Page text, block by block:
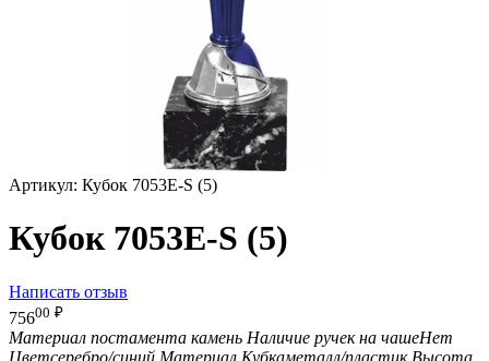
Артикул: Кубок 7053E-S (5)
Кубок 7053E-S (5)
Написать отзыв
75600 ₽
Материал постамента камень Наличие ручек на чашеНет
Цветсеребро/синий Материал Кубкаметалл/пластик Высота